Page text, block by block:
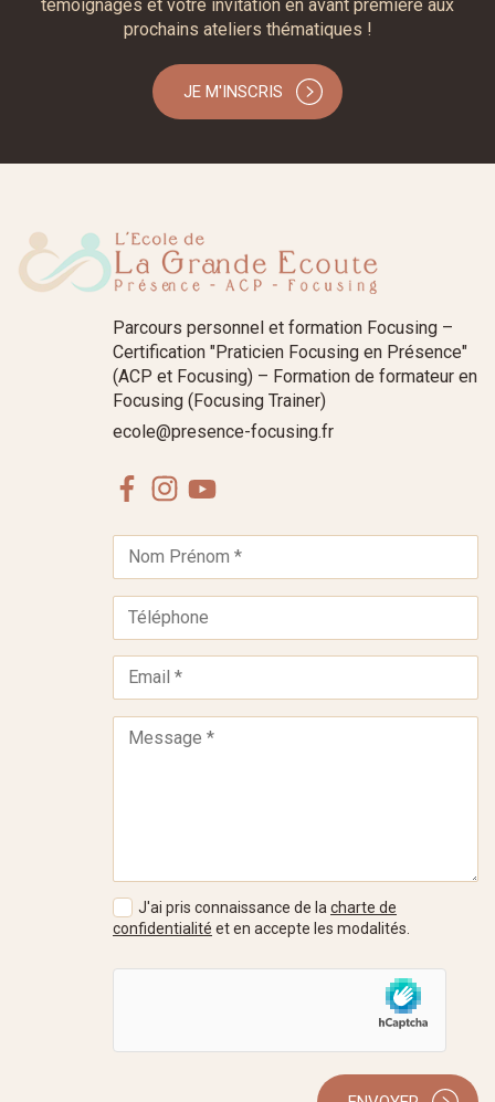
témoignages et votre invitation en avant première aux
prochains ateliers thématiques !
JE M'INSCRIS
Parcours personnel et formation Focusing –
Certification "Praticien Focusing en Présence"
(ACP et Focusing) – Formation de formateur en
Focusing (Focusing Trainer)
ecole@presence-focusing.fr
FacebookInstagram
J'ai pris connaissance de la charte de
confidentialité et en accepte les modalités.